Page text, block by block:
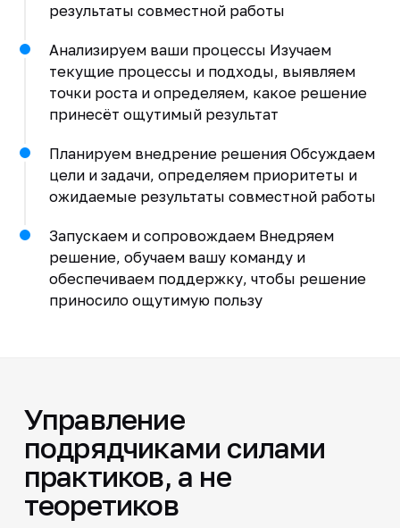
результаты совместной работы
Анализируем ваши процессы Изучаем
текущие процессы и подходы, выявляем
точки роста и определяем, какое решение
принесёт ощутимый результат
Планируем внедрение решения Обсуждаем
цели и задачи, определяем приоритеты и
ожидаемые результаты совместной работы
Запускаем и сопровождаем Внедряем
решение, обучаем вашу команду и
обеспечиваем поддержку, чтобы решение
приносило ощутимую пользу
Управление
подрядчиками силами
практиков, а не
теоретиков